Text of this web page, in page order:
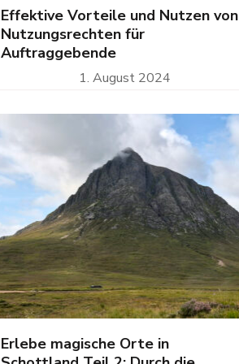
Effektive Vorteile und Nutzen von
Nutzungsrechten für
Auftraggebende
1. August 2024
Erlebe magische Orte in